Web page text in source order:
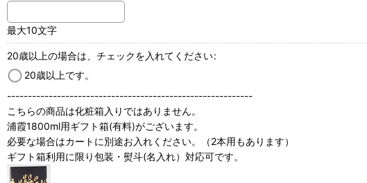
最大10文字
20歳以上の場合は、チェックを入れてください:
20歳以上です。
-----------------------------------------------------------
こちらの商品は化粧箱入りではありません。
浦霞1800ml用ギフト箱(有料)がございます。
必要な場合はカートに別途お入れください。（2本用もあります）
ギフト箱利用に限り包装・熨斗(名入れ）対応可です。